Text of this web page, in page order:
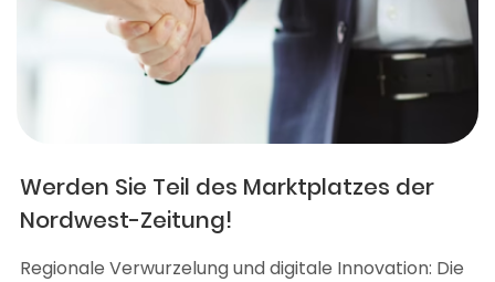
Werden Sie Teil des Marktplatzes der
Nordwest-Zeitung!
Regionale Verwurzelung und digitale Innovation: Die